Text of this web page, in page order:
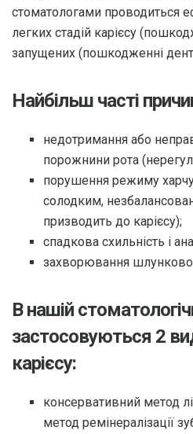
стоматологами проводиться
легких стадій карієсу
запущених (пошкодженні
Найбільш часті
недотримання або
порожнини рота
порушення режиму
солодким,
призводить до карієсу);
спадкова схильність і
захворювання
В нашій
застосовуються 2
карієсу:
консервативний метод
метод ремінералізації